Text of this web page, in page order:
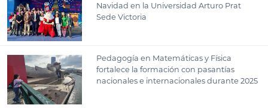
Navidad en la Universidad Arturo Prat
Sede Victoria
Pedagogía en Matemáticas y Física
fortalece la formación con pasantías
nacionales e internacionales durante 2025